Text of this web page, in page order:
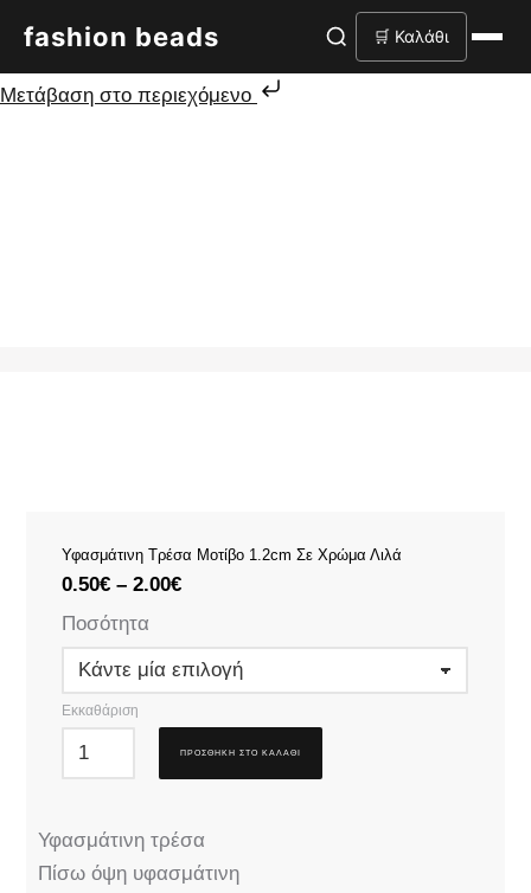
fashion beads 🛒 Καλάθι
Μετάβαση στο περιεχόμενο
Υφασμάτινη Τρέσα Μοτίβο 1.2cm Σε Χρώμα Λιλά
0.50€ –2.00€
Ποσότητα
Εκκαθάριση
ΠΡΟΣΘΉΚΗ ΣΤΟ ΚΑΛΆΘΙ
Υφασμάτινη τρέσα
Πίσω όψη υφασμάτινη